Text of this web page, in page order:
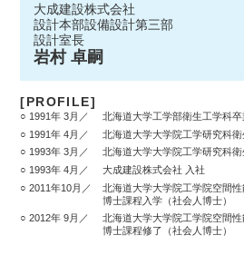
大成建設株式会社
設計本部設備設計第三部
設計室長
岩村 卓嗣
[PROFILE]
1991年 3月
北海道大学工学部衛生工学科卒
1991年 4月
北海道大学大学院工学研究科
1993年 3月
北海道大学大学院工学研究科
1993年 4月
大成建設株式会社 入社
2011年10月
北海道大学大学院工学院空間
博士課程入学（社会人博士）
2012年 9月
北海道大学大学院工学院空間
博士課程修了（社会人博士）